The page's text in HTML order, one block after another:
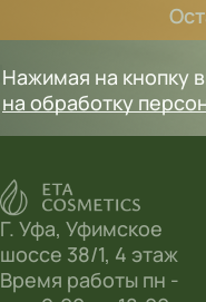
Нажимая на кнопку
на обработку
Г. Уфа, Уфимское
шоссе 38/1, 4 этаж
Время работы пн -